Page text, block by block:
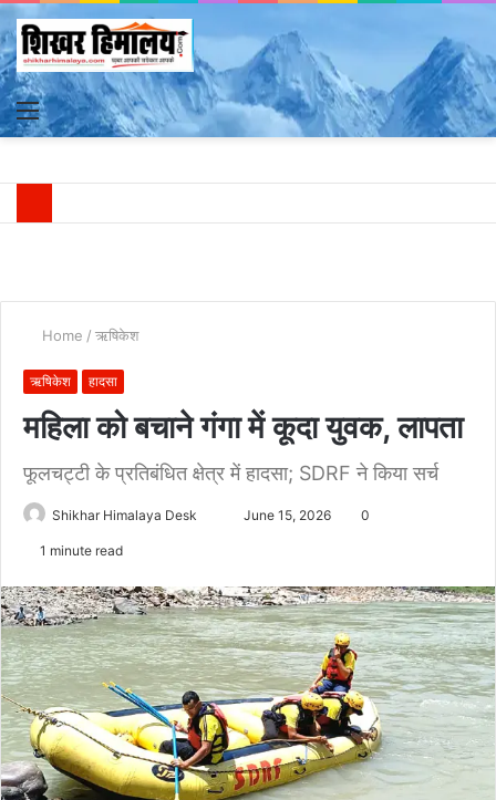
Menu
Home / ऋषिकेश
ऋषिकेश हादसा
महिला को बचाने गंगा में कूदा युवक, लापता
फूलचट्टी के प्रतिबंधित क्षेत्र में हादसा; SDRF ने किया सर्च
Shikhar Himalaya Desk
SendJune 15, 2026 0
1 minute read